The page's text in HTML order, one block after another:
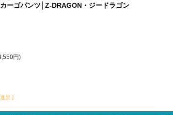
ーゴパンツ│Z-DRAGON・ジードラゴン
円)
呈 ]